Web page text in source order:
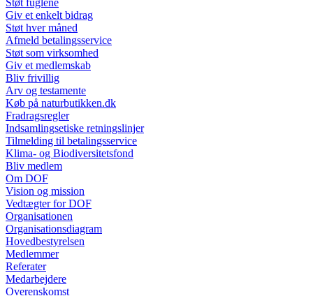
Støt fuglene
Giv et enkelt bidrag
Støt hver måned
Afmeld betalingsservice
Støt som virksomhed
Giv et medlemskab
Bliv frivillig
Arv og testamente
Køb på naturbutikken.dk
Fradragsregler
Indsamlingsetiske retningslinjer
Tilmelding til betalingsservice
Klima- og Biodiversitetsfond
Bliv medlem
Om DOF
Vision og mission
Vedtægter for DOF
Organisationen
Organisationsdiagram
Hovedbestyrelsen
Medlemmer
Referater
Medarbejdere
Overenskomst